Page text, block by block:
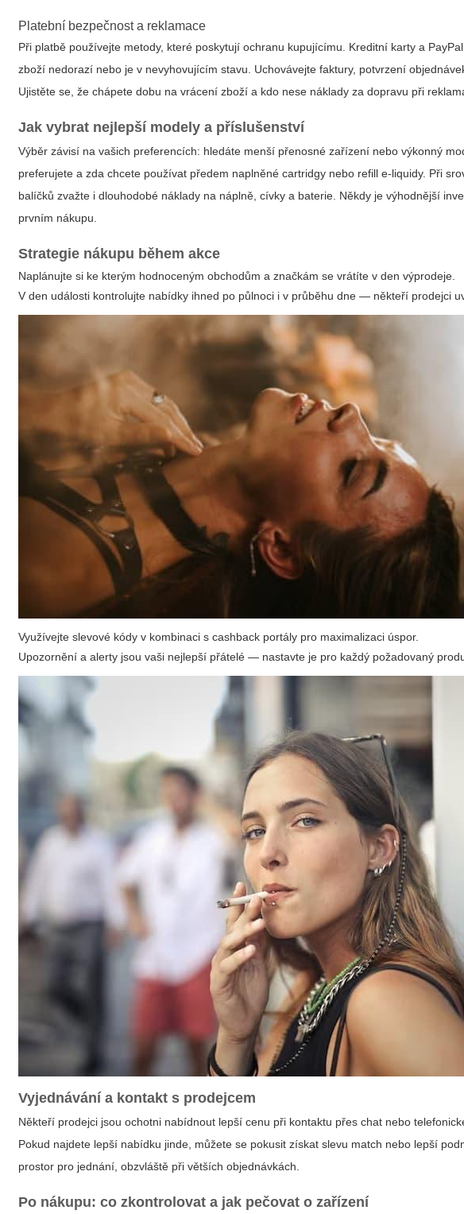
Platební bezpečnost a reklamace
Při platbě používejte metody, které poskytují ochranu kupujícímu. Kreditní karty a
zboží nedorazí nebo je v nevyhovujícím stavu. Uchovávejte faktury, potvrzení
Ujistěte se, že chápete dobu na vrácení zboží a kdo nese náklady za dopravu při
Jak vybrat nejlepší modely a příslušenství
Výběr závisí na vašich preferencích: hledáte menší přenosné zařízení nebo výkonný
preferujete a zda chcete používat předem naplněné cartridgy nebo refill e-liquidy. Při
balíčků zvažte i dlouhodobé náklady na náplně, cívky a baterie. Někdy je výhodnější
prvním nákupu.
Strategie nákupu během akce
Naplánujte si ke kterým hodnoceným obchodům a značkám se vrátíte v den výprodeje.
V den události kontrolujte nabídky ihned po půlnoci i v průběhu dne — někteří prodejci
Využívejte slevové kódy v kombinaci s cashback portály pro maximalizaci úspor.
Upozornění a alerty jsou vaši nejlepší přátelé — nastavte je pro každý požadovaný
Vyjednávání a kontakt s prodejcem
Někteří prodejci jsou ochotni nabídnout lepší cenu při kontaktu přes chat nebo
Pokud najdete lepší nabídku jinde, můžete se pokusit získat slevu match nebo lepší
prostor pro jednání, obzvláště při větších objednávkách.
Po nákupu: co zkontrolovat a jak pečovat o zařízení